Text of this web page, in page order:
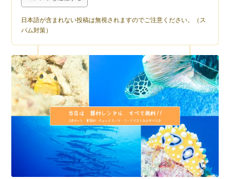
日本語が含まれない投稿は無視されますのでご注意ください。（ス
パム対策）